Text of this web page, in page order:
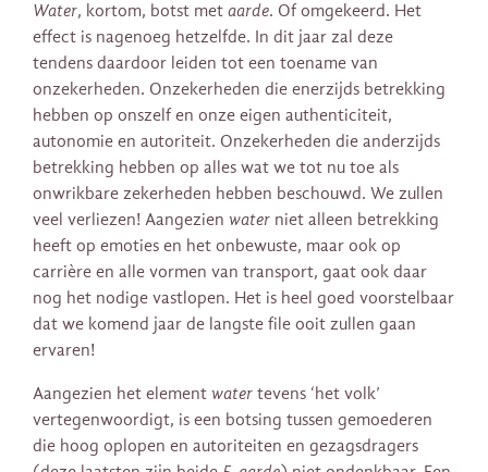
Water, kortom, botst met aarde. Of omgekeerd. Het
effect is nagenoeg hetzelfde. In dit jaar zal deze
tendens daardoor leiden tot een toename van
onzekerheden. Onzekerheden die enerzijds betrekking
hebben op onszelf en onze eigen authenticiteit,
autonomie en autoriteit. Onzekerheden die anderzijds
betrekking hebben op alles wat we tot nu toe als
onwrikbare zekerheden hebben beschouwd. We zullen
veel verliezen! Aangezien water niet alleen betrekking
heeft op emoties en het onbewuste, maar ook op
carrière en alle vormen van transport, gaat ook daar
nog het nodige vastlopen. Het is heel goed voorstelbaar
dat we komend jaar de langste file ooit zullen gaan
ervaren!
Aangezien het element water tevens ‘het volk’
vertegenwoordigt, is een botsing tussen gemoederen
die hoog oplopen en autoriteiten en gezagsdragers